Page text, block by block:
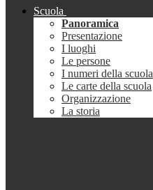
Scuola
Panoramica
Presentazione
I luoghi
Le persone
I numeri della scuola
Le carte della scuola
Organizzazione
La storia